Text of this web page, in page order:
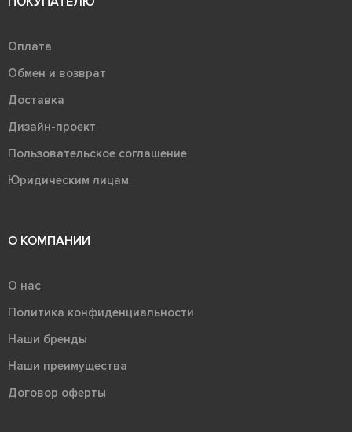
Оплата
Обмен и возврат
Доставка
Дизайн-проект
Пользовательское соглашение
Юридическим лицам
О КОМПАНИИ
О нас
Политика конфиденциальности
Наши бренды
Наши преимущества
Договор оферты